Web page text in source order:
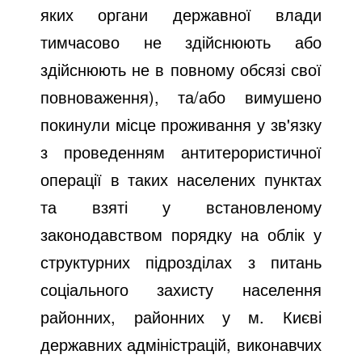
яких органи державної влади
тимчасово не здійснюють або
здійснюють не в повному обсязі свої
повноваження), та/або вимушено
покинули місце проживання у зв'язку
з проведенням антитерористичної
операції в таких населених пунктах
та взяті у встановленому
законодавством порядку на облік у
структурних підрозділах з питань
соціального захисту населення
районних, районних у м. Києві
державних адміністрацій, виконавчих